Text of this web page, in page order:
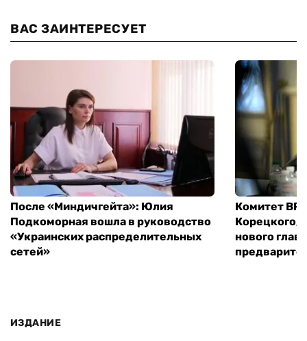
ВАС ЗАИНТЕРЕСУЕТ
После «Миндичгейта»: Юлия
Подкоморная вошла в руководство
«Украинских распределительных
сетей»
Комитет ВР
Корецкого,
нового
ИЗДАНИЕ